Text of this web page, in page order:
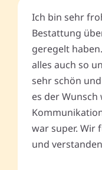
Ich bin sehr
Bestattung
geregelt
alles auch so
sehr schön
es der Wunsch
war super. Wir
und